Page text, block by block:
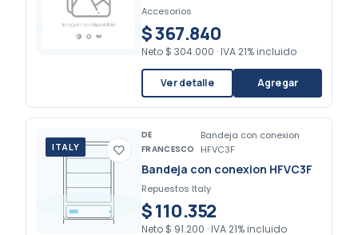
Accesorios
$ 367.840
Neto $ 304.000 · IVA 21% incluido
Ver detalle Agregar
ITALY
DE
FRANCESCO
Bandeja con conexion
HFVC3F
Bandeja con conexion HFVC3F
Repuestos Italy
$ 110.352
Neto $ 91.200 · IVA 21% incluido